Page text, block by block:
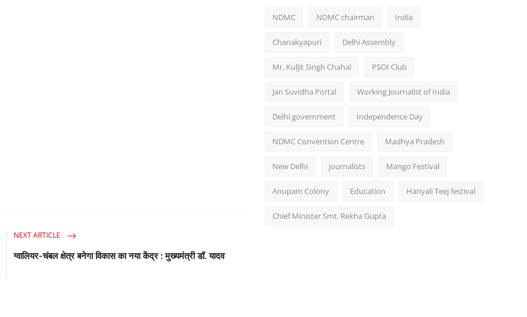
NEXT ARTICLE
ग्वालियर-चंबल क्षेत्र बनेगा विकास का नया केंद्र : मुख्यमंत्री डॉ. यादव
NDMC NDMC chairman India
Chanakyapuri Delhi Assembly
Mr. Kuljit Singh Chahal PSOI Club
Jan Suvidha Portal Working Journalist of India
Delhi government Independence Day
NDMC Convention Centre Madhya Pradesh
New Delhi journalists Mango Festival
Anupam Colony Education Hariyali Teej festival
Chief Minister Smt. Rekha Gupta